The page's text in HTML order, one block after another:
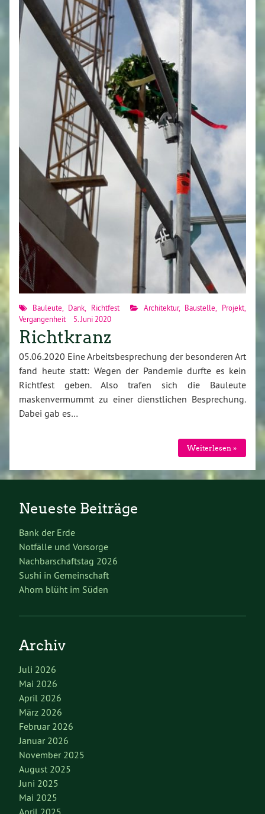
Bauleute Dank Richtfest Architektur, Baustelle Projekt
Vergangenheit
5. Juni 2020
Richtkranz
05.06.2020 Eine Arbeitsbesprechung der besonderen Art
fand heute statt: Wegen der Pandemie durfte es kein
Richtfest geben. Also trafen sich die Bauleute
maskenvermummt zu einer dienstlichen Besprechung.
Dabei gab es…
Weiterlesen »
Neueste Beiträge
Bank der Erde
Notfälle und Vorsorge
Nachbarschaftstag 2026
Sushi in Gemeinschaft
Ahorn blüht im Süden
Archiv
Juli 2026
Mai 2026
April 2026
März 2026
Februar 2026
Januar 2026
November 2025
August 2025
Juni 2025
Mai 2025